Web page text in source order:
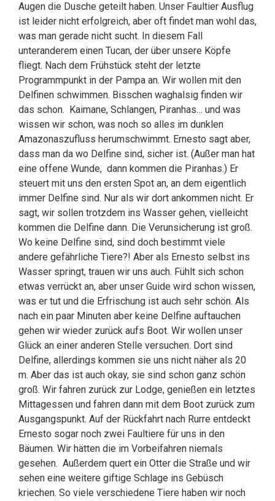
Augen die Dusche geteilt haben. Unser Faultier Ausflug
ist leider nicht erfolgreich, aber oft findet man wohl das,
was man gerade nicht sucht. In diesem Fall
unteranderem einen Tucan, der über unsere Köpfe
fliegt. Nach dem Frühstück steht der letzte
Programmpunkt in der Pampa an. Wir wollen mit den
Delfinen schwimmen. Bisschen waghalsig finden wir
das schon. Kaimane, Schlangen, Piranhas… und was
wissen wir schon, was noch so alles im dunklen
Amazonaszufluss herumschwimmt. Ernesto sagt aber,
dass man da wo Delfine sind, sicher ist. (Außer man hat
eine offene Wunde, dann kommen die Piranhas.) Er
steuert mit uns den ersten Spot an, an dem eigentlich
immer Delfine sind. Nur als wir dort ankommen nicht. Er
sagt, wir sollen trotzdem ins Wasser gehen, vielleicht
kommen die Delfine dann. Die Verunsicherung ist groß.
Wo keine Delfine sind, sind doch bestimmt viele
andere gefährliche Tiere?! Aber als Ernesto selbst ins
Wasser springt, trauen wir uns auch. Fühlt sich schon
etwas verrückt an, aber unser Guide wird schon wissen,
was er tut und die Erfrischung ist auch sehr schön. Als
nach ein paar Minuten aber keine Delfine auftauchen
gehen wir wieder zurück aufs Boot. Wir wollen unser
Glück an einer anderen Stelle versuchen. Dort sind
Delfine, allerdings kommen sie uns nicht näher als 20
m. Aber das ist auch okay, sie sind schon ganz schön
groß. Wir fahren zurück zur Lodge, genießen ein letztes
Mittagessen und fahren dann mit dem Boot zurück zum
Ausgangspunkt. Auf der Rückfahrt nach Rurre entdeckt
Ernesto sogar noch zwei Faultiere für uns in den
Bäumen. Wir hätten die im Vorbeifahren niemals
gesehen. Außerdem quert ein Otter die Straße und wir
sehen eine weitere giftige Schlage ins Gebüsch
kriechen. So viele verschiedene Tiere haben wir noch